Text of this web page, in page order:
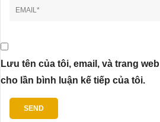
Lưu tên của tôi, email, và trang
cho lần bình luận kế tiếp của tôi.